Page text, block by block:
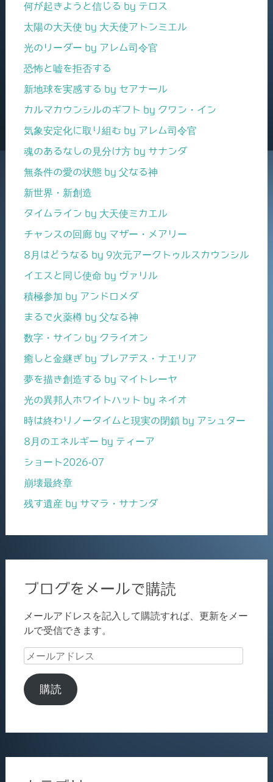
何が起きようと信じる by テロス
太陽の大天使 by 大天使アトンミエル
光のリーダー by アレム司令官
恐怖と嘘を拒否する
新地球を実感する by セアナール
カルマカウンシルのギフト by クワン・イン
気象安定化に取り組む by アレム司令官
魂のあるなしの見分け方 by サナンダ
無条件の愛の状態 by 父なる神
新世界・新創造
タイムライン by 大天使ミカエル
チャンスの回廊 by マザー・メアリー
8月はどうなる by 9次元アークトゥルスカウンシル
イエスと同じ使命 by ヴァリル
積極参加 by アンドロメダ
まるで火薬樽 by 父なる神
数字・サイン by クライオン
癒しと金継ぎ by プレアデス・ナエリア
夢を描き創造する by マイトレーヤ
光の異邦人ホワイトハット by ネイオ
時は終わりノータイムと現実の閉鎖 by アシュター
8月のエネルギー by ティーア
ショート2026-07
崩壊最終章
残す遺産 by サマラ・サナンダ
ブログをメールで購読
メールアドレスを記入して購読すれば、更新をメー
ルで受信できます。
メ
ル
ア
購読